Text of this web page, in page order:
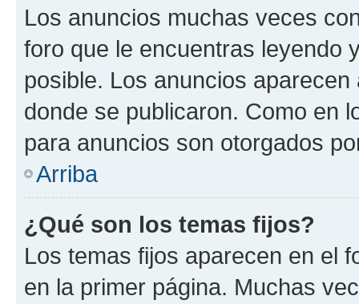
Los anuncios muchas veces
foro que le encuentras leyendo
posible. Los anuncios
donde se publicaron. Como en
para anuncios son otorgados
Arriba
¿Qué son los temas fijos?
Los temas fijos aparecen en el
en la primer página. Muchas